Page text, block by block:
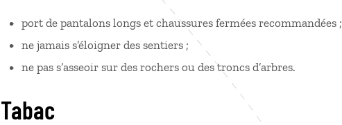
port de pantalons longs et chaussures fermées recommandées ;
ne jamais s’éloigner des sentiers ;
ne pas s’asseoir sur des rochers ou des troncs d’arbres.
Tabac